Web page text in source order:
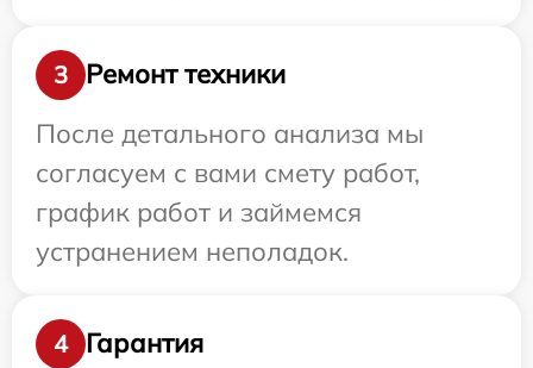
3
Ремонт техники
После детального анализа мы
согласуем с вами смету работ,
график работ и займемся
устранением неполадок.
4
Гарантия